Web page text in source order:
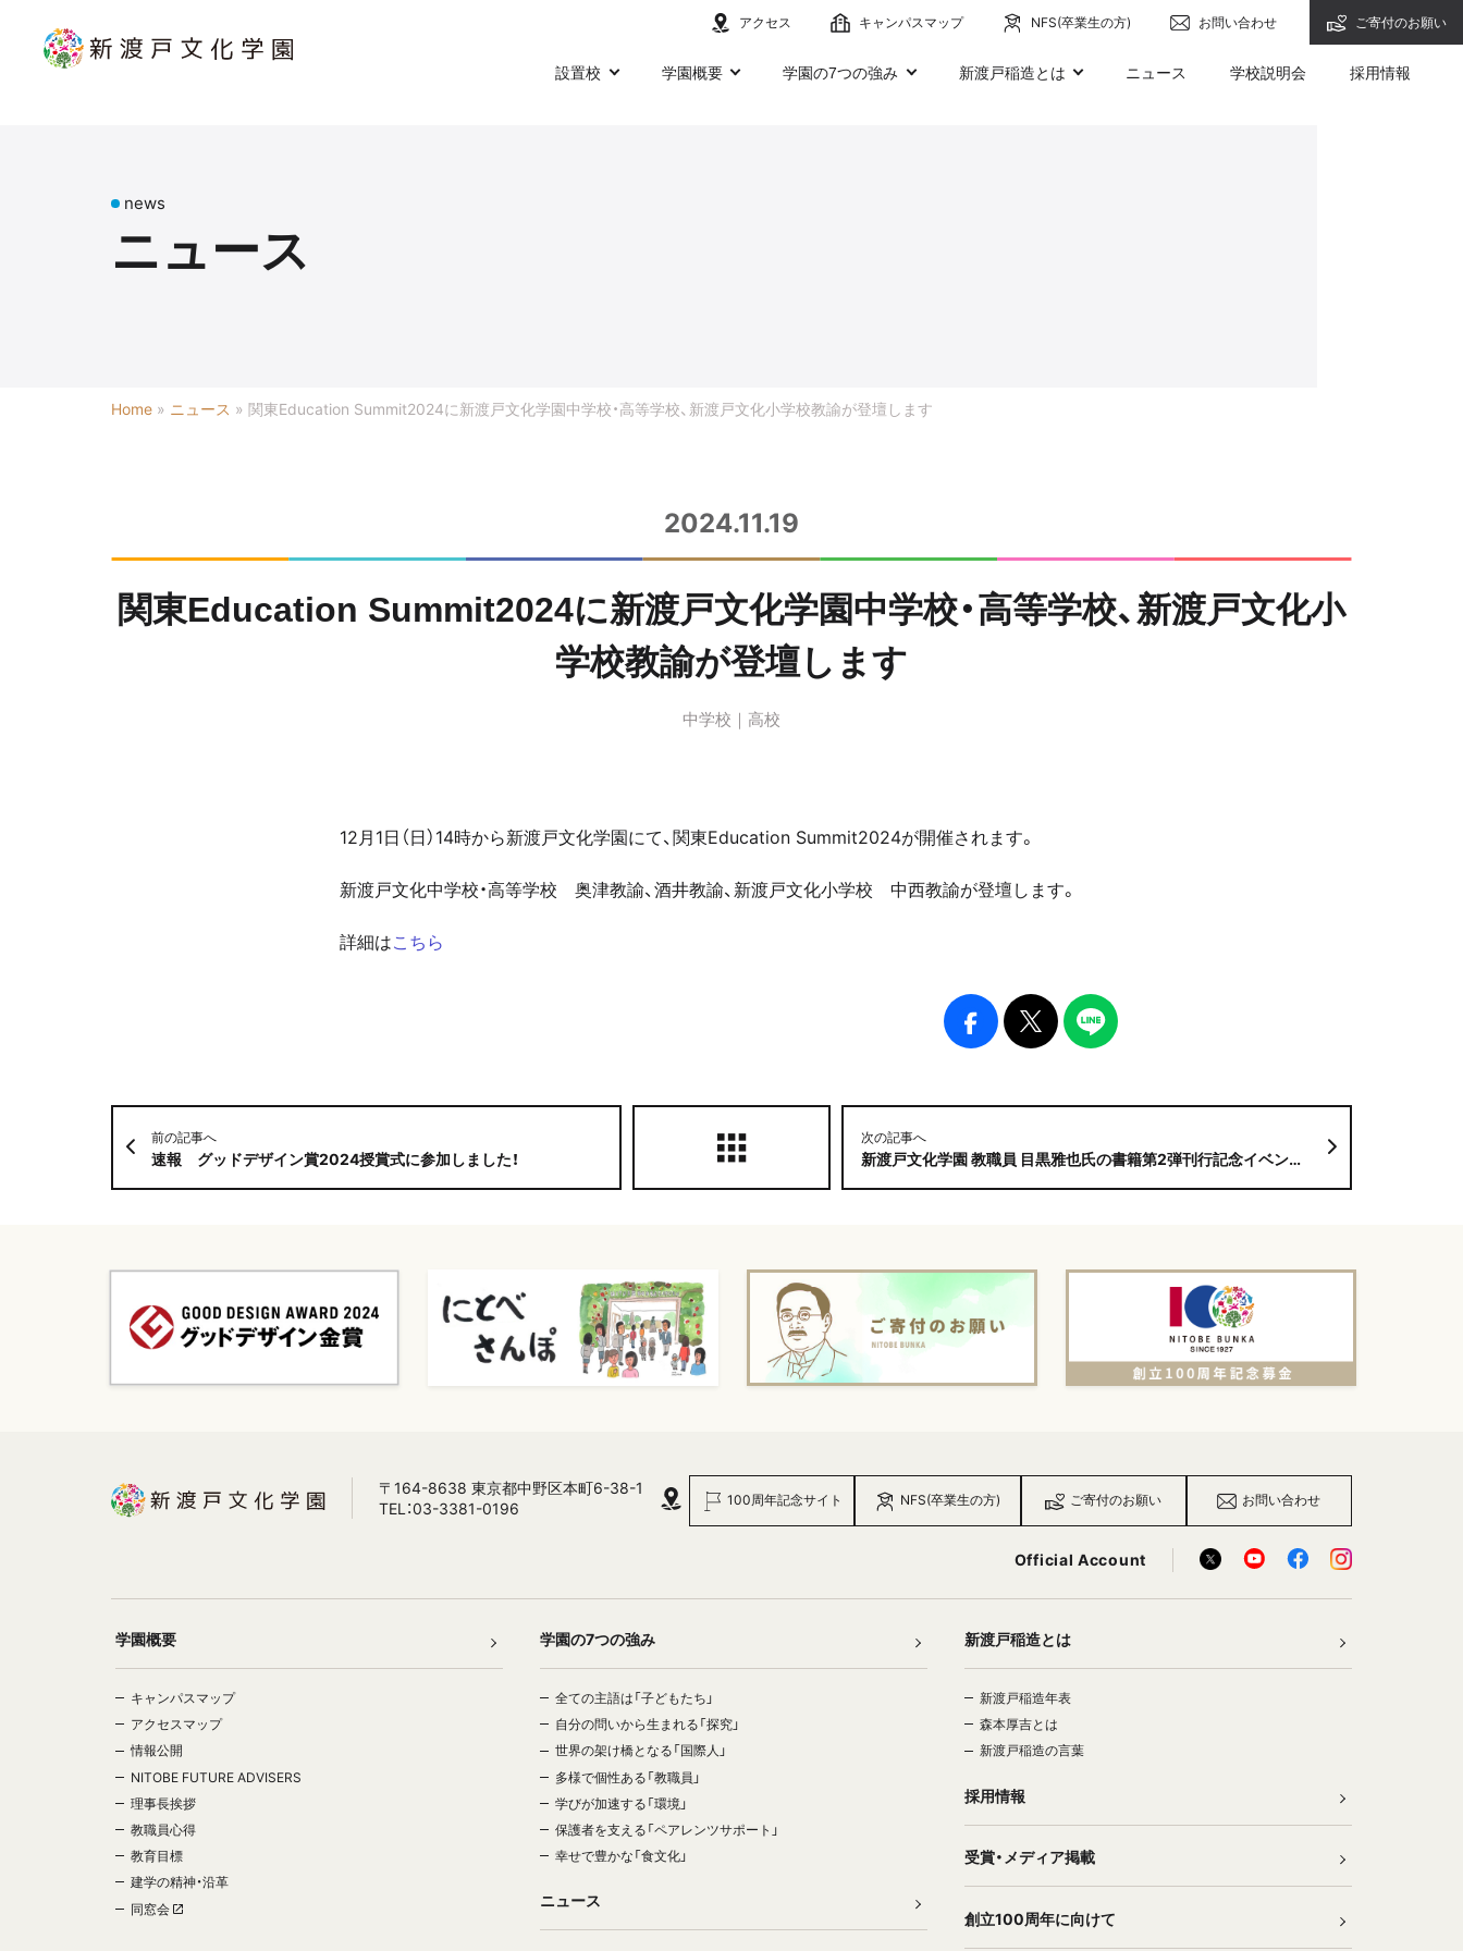
アクセス キャンパスマップ NFS(卒業生の方) お問い合わせ ご寄付のお願い
設置校 学園概要 学園の7つの強み 新渡戸稲造とは ニュース 学校説明会 採用情報
news
ニュース
Home » ニュース » 関東Education Summit2024に新渡戸文化学園中学校・高等学校、新渡戸文化小学校教諭が登壇します
2024.11.19
関東Education Summit2024に新渡戸文化学園中学校・高等学校、新渡戸文化小
学校教諭が登壇します
中学校 高校
12月1日（日）14時から新渡戸文化学園にて、 関東Education Summit2024が開催されます。
新渡戸文化中学校・高等学校 奥津教諭、酒井教諭、新渡戸文化小学校 中西教諭が登壇します。
詳細はこちら
前の記事へ
速報 グッドデザイン賞2024授賞式に参加しました！
次の記事へ
新渡戸文化学園 教職員 目黒雅也氏の書籍第2弾刊行記念イベントが開催されます！！
〒164-8638 東京都中野区本町6-38-1
TEL：03-3381-0196
100周年記念サイト NFS(卒業生の方) ご寄付のお願い お問い合わせ
Official Account
学園概要
キャンパスマップ
アクセスマップ
情報公開
NITOBE FUTURE ADVISERS
理事長挨拶
教職員心得
教育目標
建学の精神・沿革
同窓会
学園の7つの強み
全ての主語は「子どもたち」
自分の問いから生まれる「探究」
世界の架け橋となる「国際人」
多様で個性ある「教職員」
学びが加速する「環境」
保護者を支える「ペアレンツサポート」
幸せで豊かな「食文化」
ニュース
新渡戸稲造とは
新渡戸稲造年表
森本厚吉とは
新渡戸稲造の言葉
採用情報
受賞・メディア掲載
創立100周年に向けて